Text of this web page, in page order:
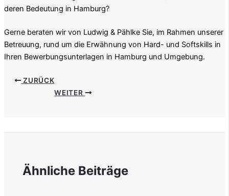
deren Bedeutung in Hamburg?
Gerne beraten wir von Ludwig & Pählke Sie, im Rahmen unserer
Betreuung, rund um die Erwähnung von Hard- und Softskills in
Ihren Bewerbungsunterlagen in Hamburg und Umgebung.
ZURÜCK
WEITER
Ähnliche Beiträge